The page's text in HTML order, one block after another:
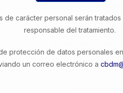
de carácter personal serán
responsable del tratamiento.
protección de datos personales
un correo electrónico a